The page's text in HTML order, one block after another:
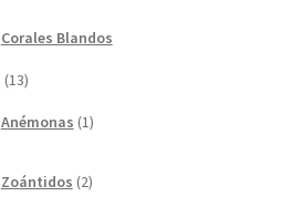
Corales Blandos
1313
Anémonas 1producto
Zoántidos 2productos